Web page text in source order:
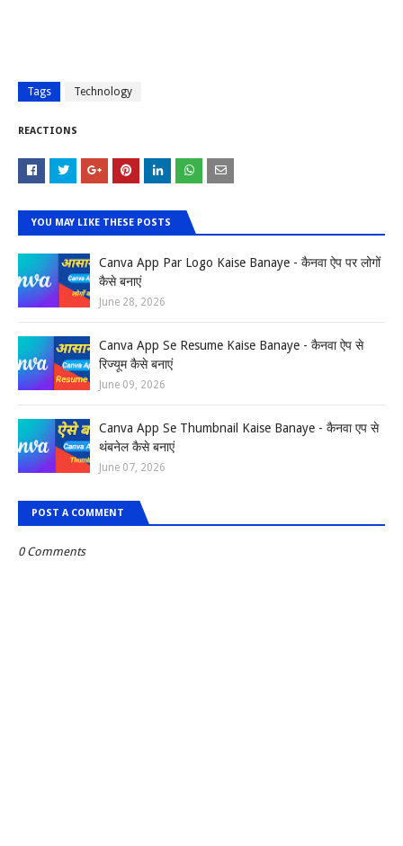
Tags Technology
REACTIONS
YOU MAY LIKE THESE POSTS
Canva App Par Logo Kaise Banaye - कैनवा ऐप पर लोगों
कैसे बनाएं
June 28, 2026
Canva App Se Resume Kaise Banaye - कैनवा ऐप से
रिज्यूम कैसे बनाएं
June 09, 2026
Canva App Se Thumbnail Kaise Banaye - कैनवा एप से
थंबनेल कैसे बनाएं
June 07, 2026
POST A COMMENT
0 Comments